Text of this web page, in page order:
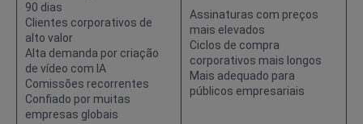
90 dias
Clientes corporativos de
alto valor
Alta demanda por criação
de vídeo com IA
Comissões recorrentes
Confiado por muitas
empresas globais
Assinaturas com preços
mais elevados
Ciclos de compra
corporativos mais longos
Mais adequado para
públicos empresariais